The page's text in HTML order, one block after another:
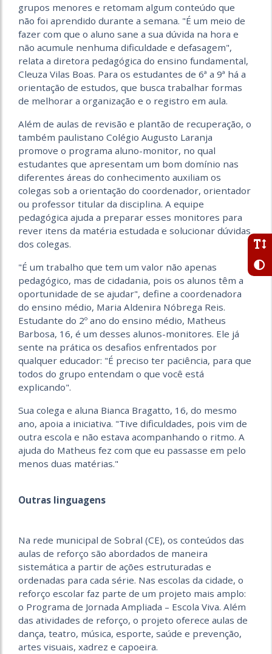
grupos menores e retomam algum conteúdo que
não foi aprendido durante a semana. "É um meio de
fazer com que o aluno sane a sua dúvida na hora e
não acumule nenhuma dificuldade e defasagem",
relata a diretora pedagógica do ensino fundamental,
Cleuza Vilas Boas. Para os estudantes de 6ª a 9ª há a
orientação de estudos, que busca trabalhar formas
de melhorar a organização e o registro em aula.
Além de aulas de revisão e plantão de recuperação, o
também paulistano Colégio Augusto Laranja
promove o programa aluno-monitor, no qual
estudantes que apresentam um bom domínio nas
diferentes áreas do conhecimento auxiliam os
colegas sob a orientação do coordenador, orientador
ou professor titular da disciplina. A equipe
pedagógica ajuda a preparar esses monitores para
rever itens da matéria estudada e solucionar dúvidas
dos colegas.
"É um trabalho que tem um valor não apenas
pedagógico, mas de cidadania, pois os alunos têm a
oportunidade de se ajudar", define a coordenadora
do ensino médio, Maria Aldenira Nóbrega Reis.
Estudante do 2º ano do ensino médio, Matheus
Barbosa, 16, é um desses alunos-monitores. Ele já
sente na prática os desafios enfrentados por
qualquer educador: "É preciso ter paciência, para que
todos do grupo entendam o que você está
explicando".
Sua colega e aluna Bianca Bragatto, 16, do mesmo
ano, apoia a iniciativa. "Tive dificuldades, pois vim de
outra escola e não estava acompanhando o ritmo. A
ajuda do Matheus fez com que eu passasse em pelo
menos duas matérias."
Outras linguagens
Na rede municipal de Sobral (CE), os conteúdos das
aulas de reforço são abordados de maneira
sistemática a partir de ações estruturadas e
ordenadas para cada série. Nas escolas da cidade, o
reforço escolar faz parte de um projeto mais amplo:
o Programa de Jornada Ampliada – Escola Viva. Além
das atividades de reforço, o projeto oferece aulas de
dança, teatro, música, esporte, saúde e prevenção,
artes visuais, xadrez e capoeira.